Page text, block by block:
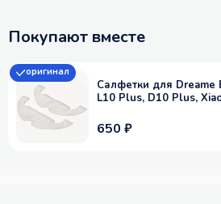
Покупают вместе
Салфетки для Dreame
L10 Plus, D10 Plus,
оригинал
650 ₽